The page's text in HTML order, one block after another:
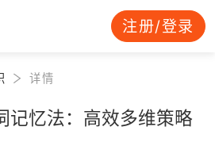
注册/登录
详情
记忆法：高效多维策略